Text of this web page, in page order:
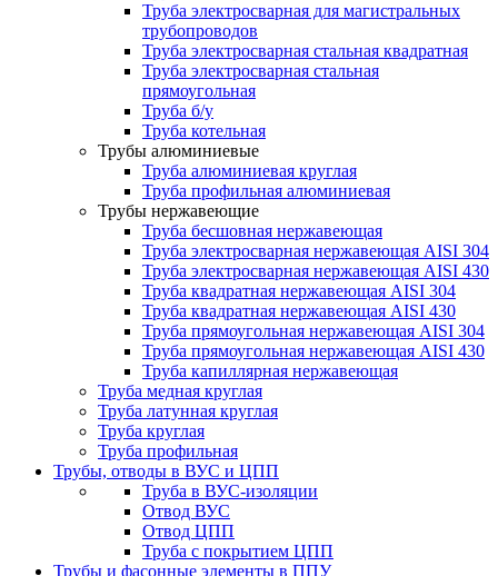
Труба электросварная для магистральных
трубопроводов
Труба электросварная стальная квадратная
Труба электросварная стальная
прямоугольная
Труба б/у
Труба котельная
Трубы алюминиевые
Труба алюминиевая круглая
Труба профильная алюминиевая
Трубы нержавеющие
Труба бесшовная нержавеющая
Труба электросварная нержавеющая AISI 304
Труба электросварная нержавеющая AISI 430
Труба квадратная нержавеющая AISI 304
Труба квадратная нержавеющая AISI 430
Труба прямоугольная нержавеющая AISI 304
Труба прямоугольная нержавеющая AISI 430
Труба капиллярная нержавеющая
Труба медная круглая
Труба латунная круглая
Труба круглая
Труба профильная
Трубы, отводы в ВУС и ЦПП
Труба в ВУС-изоляции
Отвод ВУС
Отвод ЦПП
Труба с покрытием ЦПП
Трубы и фасонные элементы в ППУ